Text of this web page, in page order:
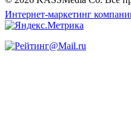
Интернет-маркетинг